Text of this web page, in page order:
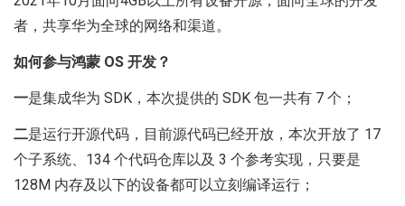
者，共享华为全球的网络和渠道。
如何参与鸿蒙 OS 开发？
一是集成华为 SDK，本次提供的 SDK 包一共有 7 个；
二是运行开源代码，目前源代码已经开放，本次开放了 17
个子系统、134 个代码仓库以及 3 个参考实现，只要是
128M 内存及以下的设备都可以立刻编译运行；